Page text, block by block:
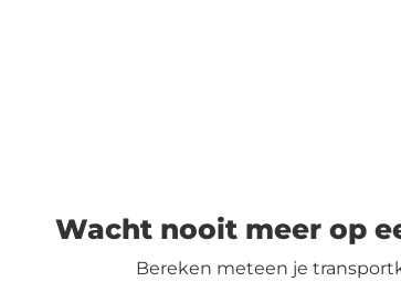
Wacht nooit meer op
Bereken meteen je